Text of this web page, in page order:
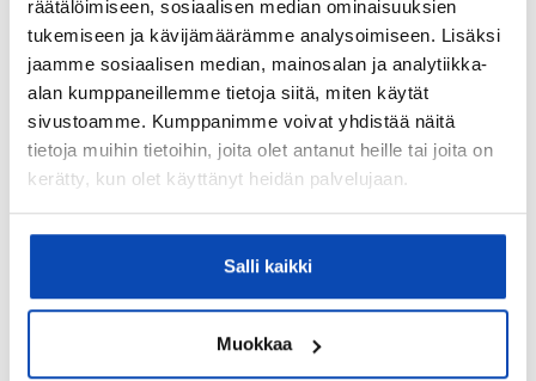
räätälöimiseen, sosiaalisen median ominaisuuksien
tukemiseen ja kävijämäärämme analysoimiseen. Lisäksi
jaamme sosiaalisen median, mainosalan ja analytiikka-
alan kumppaneillemme tietoja siitä, miten käytät
sivustoamme. Kumppanimme voivat yhdistää näitä
tietoja muihin tietoihin, joita olet antanut heille tai joita on
kerätty, kun olet käyttänyt heidän palvelujaan.
Salli kaikki
Muokkaa
Kunnossapitotarveselvitys tehty:
2024
Asbestikartoitus:
Kyllä
Rakennukseen tehdyt korjaukset/remontit:
sukitus B-rappu 2023 B 32 vesivahinkokorjaus 2023
istutus 2022 Salaoja- ja sadevesijärjestelmien sekä